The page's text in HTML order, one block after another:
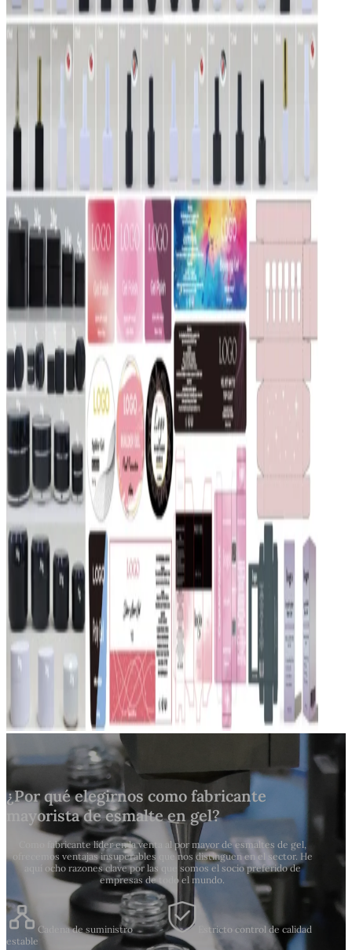
¿Por qué elegirnos como fabricante
mayorista de esmalte en gel?
Como fabricante líder en la venta al por mayor de esmaltes de gel,
ofrecemos ventajas insuperables que nos distinguen en el sector. He
aquí ocho razones clave por las que somos el socio preferido de
empresas de todo el mundo.
Cadena de suministro
estable
Estricto control de calidad